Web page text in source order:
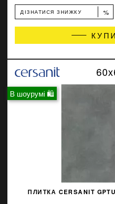
ДІЗНАТИСЯ ЗНИЖКУ %
В шоурумі 🛍
ПЛИТКА CERSANIT